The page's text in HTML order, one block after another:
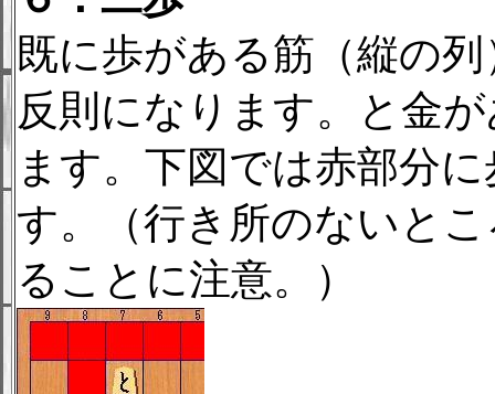
既に歩がある筋（縦の
反則になります。と金
ます。下図では赤部分
す。（行き所のないと
ることに注意。）